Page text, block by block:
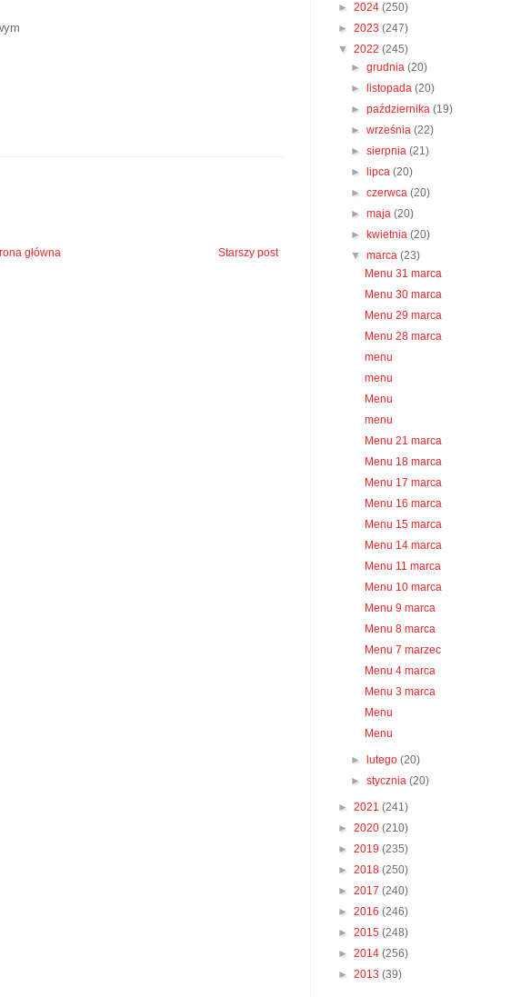
Starszy post
główna
► 2024 (250)
► 2023 (247)
▼ 2022 (245)
►grudnia(20)
►
listopada(20)
►października(19)
►września(22)
►sierpnia(21)
►
lipca(20)
►czerwca(20)
►maja(20)
►
kwietnia(20)
▼marca(23)
Menu 31 marca
Menu 30 marca
Menu 29 marca
Menu 28 marca
menu
menu
Menu
menu
Menu 21 marca
Menu 18 marca
Menu 17 marca
Menu 16 marca
Menu 15 marca
Menu 14 marca
Menu 11 marca
Menu 10 marca
Menu 9 marca
Menu 8 marca
Menu 7 marzec
Menu 4 marca
Menu 3 marca
Menu
Menu
► lutego(20)
►stycznia(20)
► 2021 (241)
► 2020 (210)
► 2019 (235)
► 2018 (250)
► 2017 (240)
► 2016 (246)
► 2015 (248)
► 2014 (256)
► 2013 (39)